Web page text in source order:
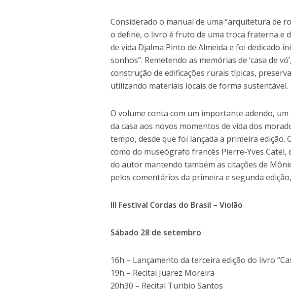
Considerado o manual de uma “arquitetura de
o define, o livro é fruto de uma troca fraterna e
de vida Djalma Pinto de Almeida e foi dedicado
sonhos”. Remetendo as memórias de ‘casa de
construção de edificações rurais típicas,
utilizando materiais locais de forma sustentável.
O volume conta com um importante adendo,
da casa aos novos momentos de vida dos
tempo, desde que foi lançada a primeira
como do museógrafo francês Pierre-Yves
do autor mantendo também as citações de
pelos comentários da primeira e segunda
III Festival Cordas do Brasil – Violão
Sábado 28 de setembro
16h – Lançamento da terceira edição do livro
19h – Recital Juarez Moreira
20h30 – Recital Turibio Santos